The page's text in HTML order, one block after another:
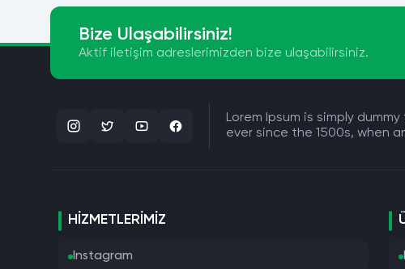
Bize Ulaşabilirsiniz!
Aktif iletişim adreslerimizden bize ulaşabilirsiniz.
Lorem Ipsum is simply
ever since the 1500s, when
HIZMETLERIMIZ
Instagram